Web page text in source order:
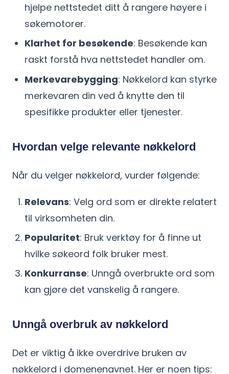
hjelpe nettstedet ditt å rangere høyere i
søkemotorer.
Klarhet for besøkende: Besøkende kan
raskt forstå hva nettstedet handler om.
Merkevarebygging: Nøkkelord kan styrke
merkevaren din ved å knytte den til
spesifikke produkter eller tjenester.
Hvordan velge relevante nøkkelord
Når du velger nøkkelord, vurder følgende:
Relevans: Velg ord som er direkte relatert
til virksomheten din.
Popularitet: Bruk verktøy for å finne ut
hvilke søkeord folk bruker mest.
Konkurranse: Unngå overbrukte ord som
kan gjøre det vanskelig å rangere.
Unngå overbruk av nøkkelord
Det er viktig å ikke overdrive bruken av
nøkkelord i domenenavnet. Her er noen tips: